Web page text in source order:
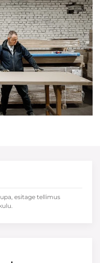
esitage tellimus